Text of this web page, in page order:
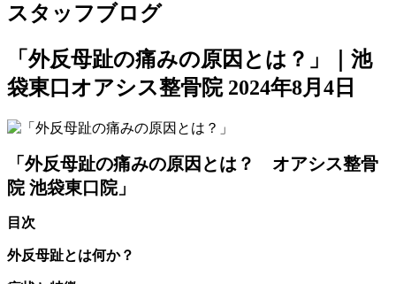
スタッフブログ
「外反母趾の痛みの原因とは？」｜池
袋東口オアシス整骨院 2024年8月4日
「外反母趾の痛みの原因とは？ オアシス整骨
院 池袋東口院」
目次
外反母趾とは何か？